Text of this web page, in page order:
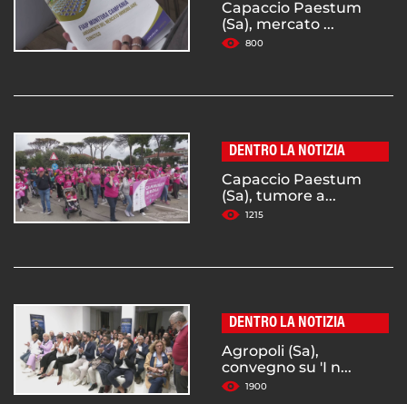
Capaccio Paestum
(Sa), mercato ...
800
DENTRO LA NOTIZIA
Capaccio Paestum
(Sa), tumore a...
1215
DENTRO LA NOTIZIA
Agropoli (Sa),
convegno su 'I n...
1900